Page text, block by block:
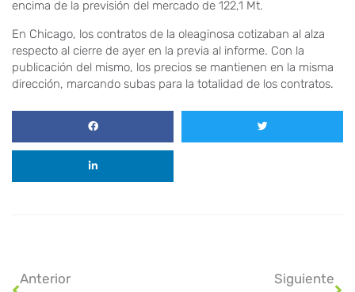
encima de la previsión del mercado de 122,1 Mt.
En Chicago, los contratos de la oleaginosa cotizaban al alza
respecto al cierre de ayer en la previa al informe. Con la
publicación del mismo, los precios se mantienen en la misma
dirección, marcando subas para la totalidad de los contratos.
Anterior Siguiente